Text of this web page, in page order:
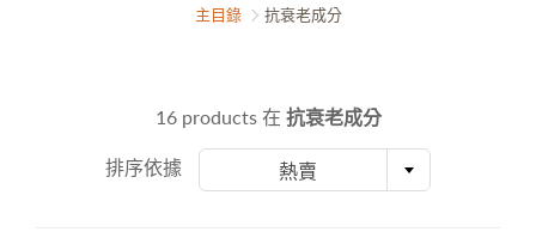
主目錄 抗衰老成分
16 products 在 抗衰老成分
排序依據 熱賣